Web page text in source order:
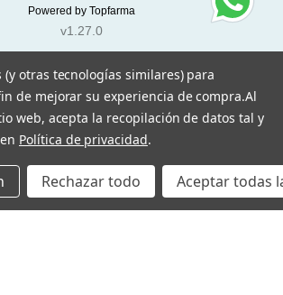
Powered by Topfarma
v1.27.0
(y otras tecnologías similares) para
de mejorar su experiencia de compra.Al
web, acepta la recopilación de datos tal y
Política de privacidad.
Rechazar todo Aceptar todas